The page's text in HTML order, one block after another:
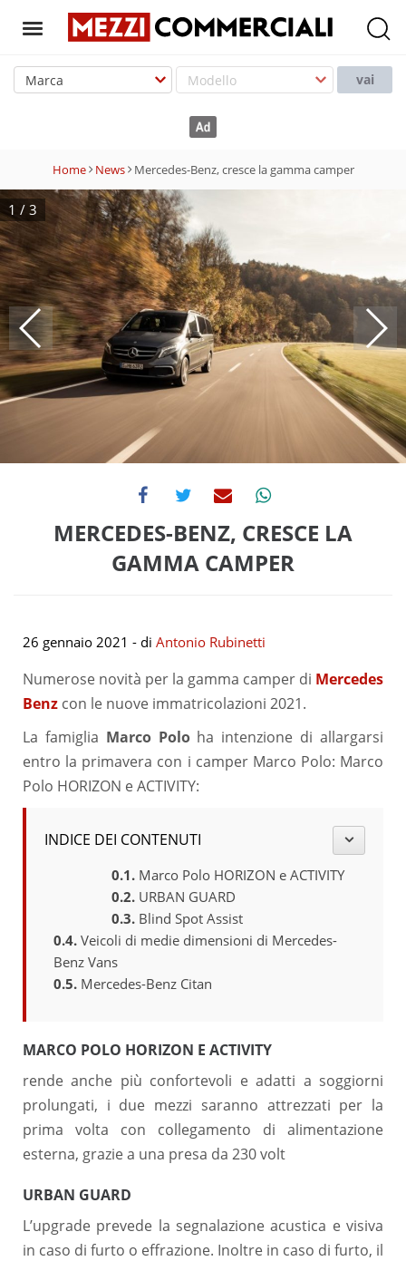
T
g
a
v
i
g
a
i
o
n
vai
Home News Mercedes-Benz, cresce la gamma camper
1 / 3
MERCEDES-BENZ, CRESCE LA
GAMMA CAMPER
26 gennaio 2021 - di Antonio Rubinetti
Numerose novità per la gamma camper di Mercedes
Benz con le nuove immatricolazioni 2021.
La famiglia Marco Poloha intenzione di allargarsi
entro la primavera con i camper Marco Polo: Marco
Polo HORIZON e ACTIVITY:
INDICE DEI CONTENUTI
Marco Polo HORIZON e ACTIVITY
URBAN GUARD
Blind Spot Assist
Veicoli di medie dimensioni di Mercedes-
Benz Vans
Mercedes-Benz Citan
MARCO POLO HORIZON E ACTIVITY
rende anche più confortevoli e adatti a soggiorni
prolungati, i due mezzi saranno attrezzati per la
prima volta con collegamento di alimentazione
esterna, grazie a una presa da 230 volt
URBAN GUARD
L’upgrade prevede la segnalazione acustica e visiva
in caso di furto o effrazione. Inoltre in caso di furto, il